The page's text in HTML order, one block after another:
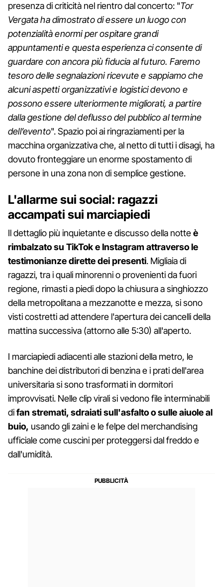
presenza di criticità nel rientro dal concerto: "Tor
Vergata ha dimostrato di essere un luogo con
potenzialità enormi per ospitare grandi
appuntamenti e questa esperienza ci consente di
guardare con ancora più fiducia al futuro. Faremo
tesoro delle segnalazioni ricevute e sappiamo che
alcuni aspetti organizzativi e logistici devono e
possono essere ulteriormente migliorati, a partire
dalla gestione del deflusso del pubblico al termine
dell’evento". Spazio poi ai ringraziamenti per la
macchina organizzativa che, al netto di tutti i disagi, ha
dovuto fronteggiare un enorme spostamento di
persone in una zona non di semplice gestione.
L'allarme sui social: ragazzi
accampati sui marciapiedi
Il dettaglio più inquietante e discusso della notteè
rimbalzato su TikTok e Instagram attraverso le
testimonianze dirette dei presenti. Migliaia di
ragazzi, tra i quali minorenni o provenienti da fuori
regione, rimasti a piedi dopo la chiusura a singhiozzo
della metropolitana a mezzanotte e mezza, si sono
visti costretti ad attendere l'apertura dei cancelli della
mattina successiva (attorno alle 5:30) all'aperto.
I marciapiedi adiacenti alle stazioni della metro, le
banchine dei distributori di benzina e i prati dell'area
universitaria si sono trasformati in dormitori
improvvisati. Nelle clip virali si vedono file interminabili
difan stremati, sdraiati sull'asfalto o sulle aiuole al
buio, usando gli zaini e le felpe del merchandising
ufficiale come cuscini per proteggersi dal freddo e
dall'umidità.